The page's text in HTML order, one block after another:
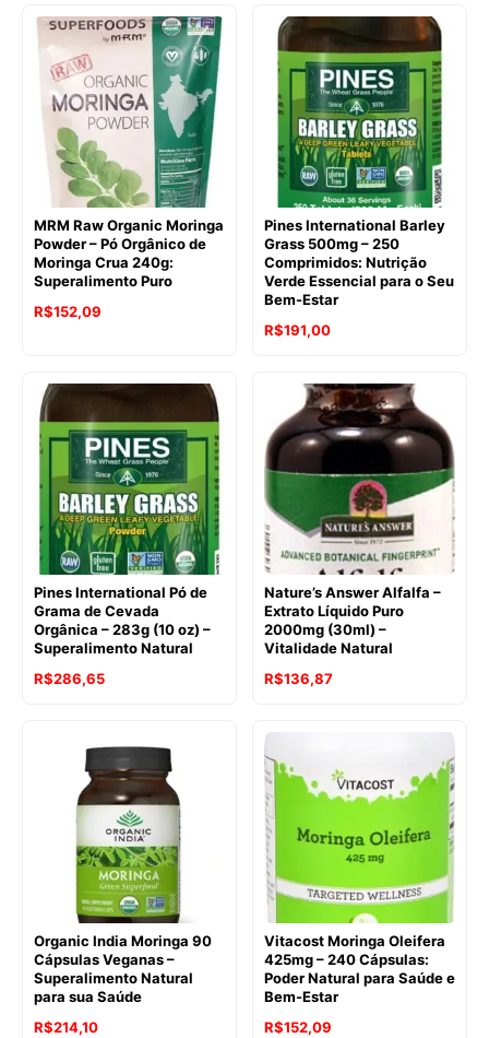
MRM Raw Organic Moringa
Powder – Pó Orgânico de
Moringa Crua 240g:
Superalimento Puro
O
era:
R$201,50.
R$152,09
é:
R$152,09.
Pines International Barley
Grass 500mg – 250
Comprimidos: Nutrição
Verde Essencial para o Seu
Bem-Estar
O
original
era:
R$228,85.
R$191,00O
atual
é:
R$191,00.
Pines International Pó de
Grama de Cevada
Orgânica – 283g (10 oz) –
Superalimento Natural
O
R$307,13.
R$286,65O
R$286,65.
Nature’s Answer Alfalfa –
Extrato Líquido Puro
2000mg (30ml) –
Vitalidade Natural
O
original
era:
R$182,54.
R$136,87O
R$136,87.
Organic India Moringa 90
Cápsulas Veganas –
Superalimento Natural
para sua Saúde
O
R$214,10O
Vitacost Moringa Oleifera
425mg – 240 Cápsulas:
Poder Natural para Saúde e
Bem-Estar
R$152,09